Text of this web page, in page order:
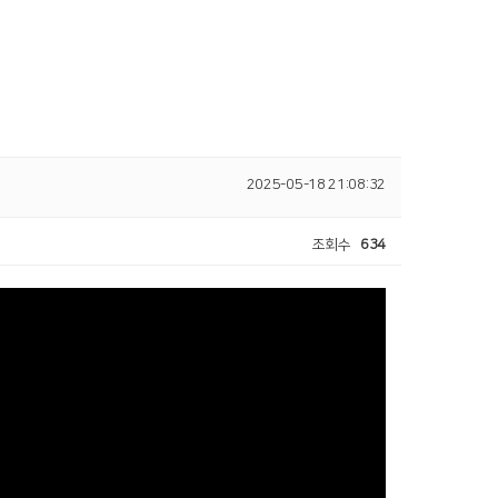
2025-05-18 21:08:32
조회수 634